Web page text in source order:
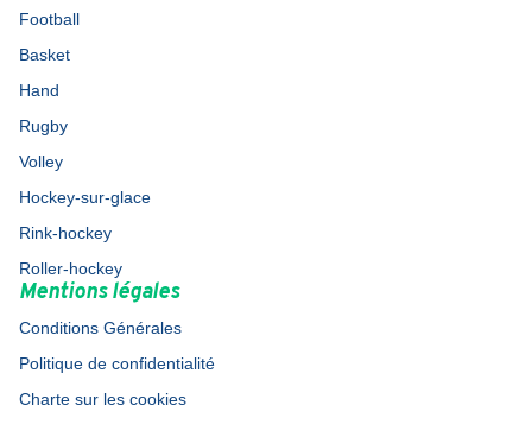
Football
Basket
Hand
Rugby
Volley
Hockey-sur-glace
Rink-hockey
Roller-hockey
Mentions légales
Conditions Générales
Politique de confidentialité
Charte sur les cookies